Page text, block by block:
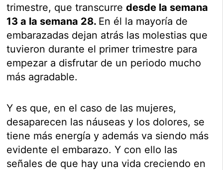
trimestre, que transcurredesde la semana
13 a la semana 28. En él la mayoría de
embarazadas dejan atrás las molestias que
tuvieron durante el primer trimestre para
empezar a disfrutar de un periodo mucho
más agradable.
Y es que, en el caso de las mujeres,
desaparecen las náuseas y los dolores, se
tiene más energía y además va siendo más
evidente el embarazo. Y con ello las
señales de que hay una vida creciendo en